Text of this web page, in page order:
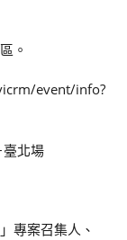
。
event/info?
北場
專案召集人、